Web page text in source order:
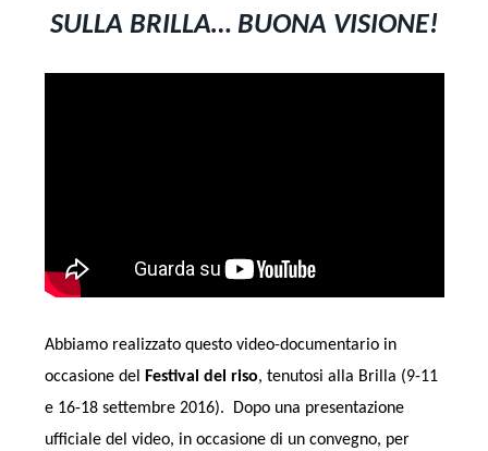
SULLA BRILLA… BUONA VISIONE!
Abbiamo realizzato questo video-documentario in
occasione del Festival del riso, tenutosi alla Brilla (9-11
e 16-18 settembre 2016). Dopo una presentazione
ufficiale del video, in occasione di un convegno, per